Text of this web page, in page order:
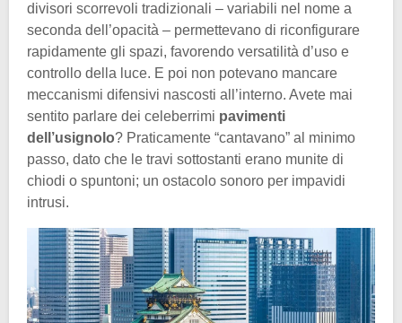
divisori scorrevoli tradizionali – variabili nel nome a
seconda dell’opacità – permettevano di riconfigurare
rapidamente gli spazi, favorendo versatilità d’uso e
controllo della luce. E poi non potevano mancare
meccanismi difensivi nascosti all’interno. Avete mai
sentito parlare dei celeberrimi pavimenti
dell’usignolo? Praticamente “cantavano” al minimo
passo, dato che le travi sottostanti erano munite di
chiodi o spuntoni; un ostacolo sonoro per impavidi
intrusi.